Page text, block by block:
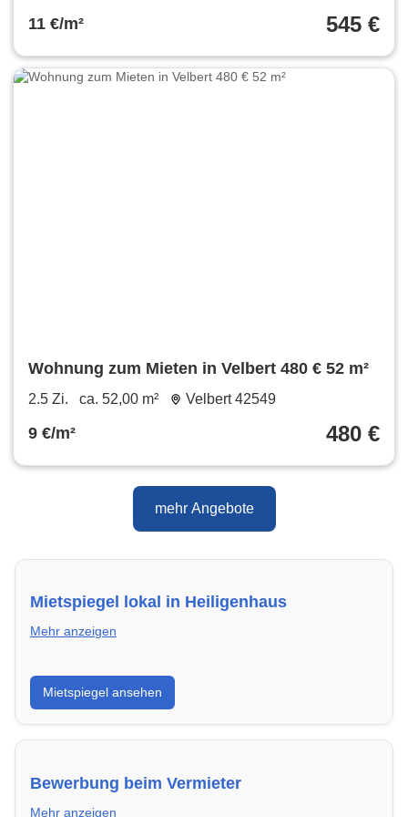
11 €/m² 545 €
Wohnung zum Mieten in Velbert 480 € 52 m²
2.5 Zi. ca. 52,00 m² Velbert 42549
9 €/m² 480 €
mehr Angebote
Mietspiegel lokal in Heiligenhaus
Mehr anzeigen
Erhalte einen Überblick über die aktuellen Mietpreise
regional in Heiligenhaus. So weißt du genau, welche
Miete fair ist und wo sich ein Vergleich lohnt.
Mietspiegel ansehen
Bewerbung beim Vermieter
Mehr anzeigen